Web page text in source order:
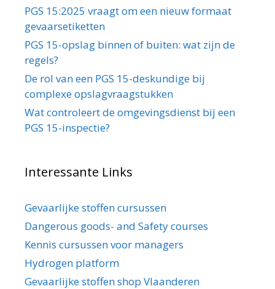
PGS 15:2025 vraagt om een nieuw formaat
gevaarsetiketten
PGS 15-opslag binnen of buiten: wat zijn de
regels?
De rol van een PGS 15-deskundige bij
complexe opslagvraagstukken
Wat controleert de omgevingsdienst bij een
PGS 15-inspectie?
Interessante Links
Gevaarlijke stoffen cursussen
Dangerous goods- and Safety courses
Kennis cursussen voor managers
Hydrogen platform
Gevaarlijke stoffen shop Vlaanderen